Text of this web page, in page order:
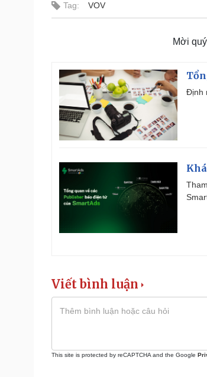
Tag: VOV
Mời
Định
Viết bình luận
This site is protected by reCAPTCHA and the Google